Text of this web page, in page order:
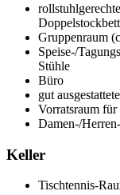
Gruppenraum
Speise-/
Stühle
Büro
gut
Vorratsraum
Damen-/
Keller
Tischtennis-